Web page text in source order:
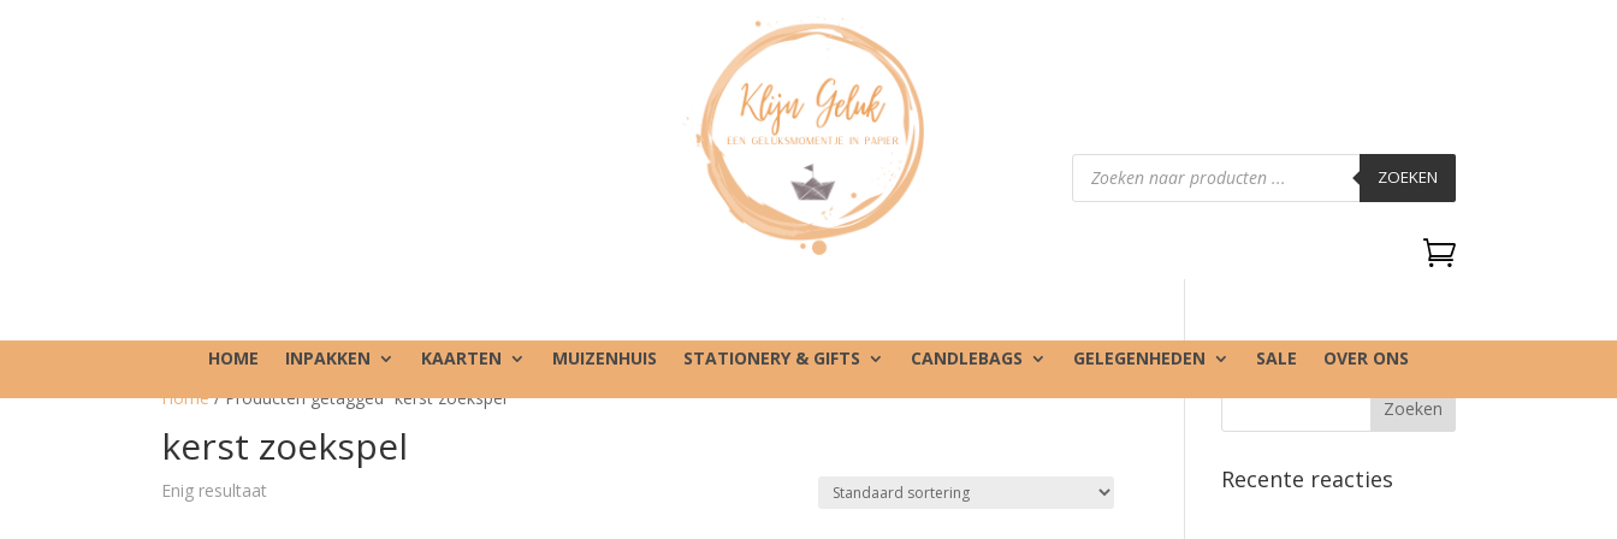
Producten
zoeken ZOEKEN

HOME INPAKKEN KAARTEN MUIZENHUIS STATIONERY & GIFTS CANDLEBAGS GELEGENHEDEN SALE
OVER ONS
Home/ Producten getagged “kerst zoekspel”
kerst zoekspel
Enig resultaat Recente reacties